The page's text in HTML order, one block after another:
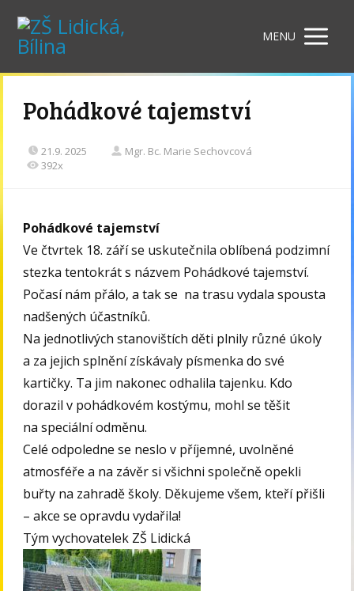
MENU
Pohádkové tajemství
21.9. 2025
Mgr. Bc. Marie Sechovcová
392x
Pohádkové tajemství
Ve čtvrtek 18. září se uskutečnila oblíbená podzimní
stezka tentokrát s názvem Pohádkové tajemství.
Počasí nám přálo, a tak se na trasu vydala spousta
nadšených účastníků.
Na jednotlivých stanovištích děti plnily různé úkoly
a za jejich splnění získávaly písmenka do své
kartičky. Ta jim nakonec odhalila tajenku. Kdo
dorazil v pohádkovém kostýmu, mohl se těšit
na speciální odměnu.
Celé odpoledne se neslo v příjemné, uvolněné
atmosféře a na závěr si všichni společně opekli
buřty na zahradě školy. Děkujeme všem, kteří přišli
– akce se opravdu vydařila!
Tým vychovatelek ZŠ Lidická